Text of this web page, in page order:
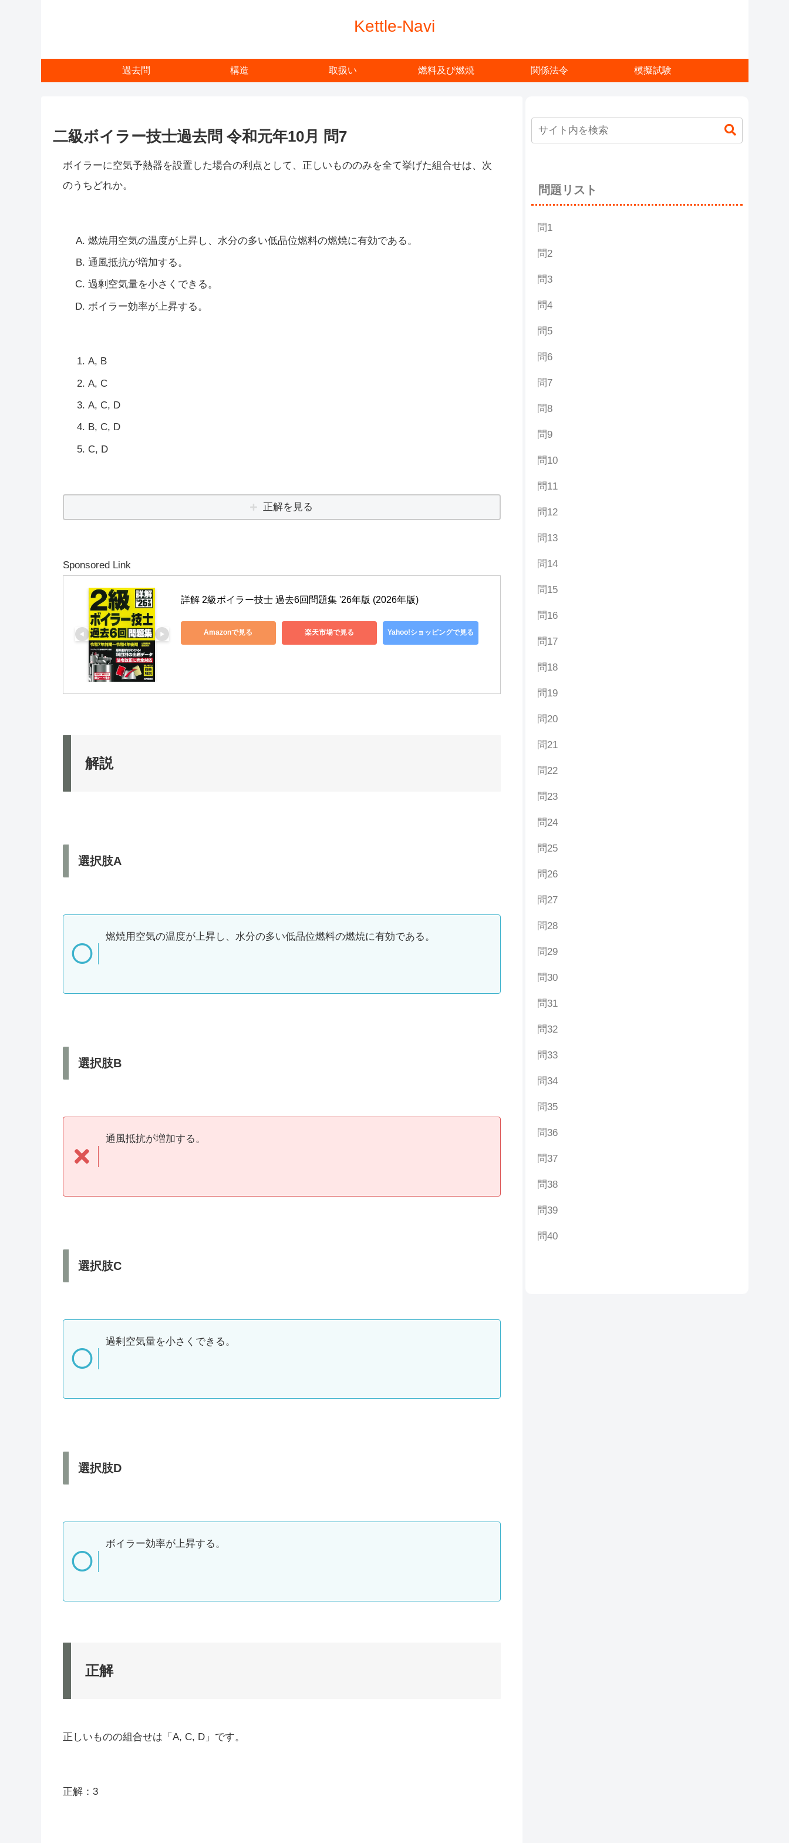
Kettle-Navi
過去問 構造 取扱い 燃料及び燃焼 関係法令 模擬試験
二級ボイラー技士過去問 令和元年10月 問7
ボイラーに空気予熱器を設置した場合の利点として、正しいもののみを全て挙げた組合せは、次
のうちどれか。
燃焼用空気の温度が上昇し、水分の多い低品位燃料の燃焼に有効である。
通風抵抗が増加する。
過剰空気量を小さくできる。
ボイラー効率が上昇する。
A, B
A, C
A, C, D
B, C, D
C, D
正解を見る
Sponsored Link
詳解 2級ボイラー技士 過去6回問題集 '26年版 (2026年版)
Amazonで見る 楽天市場で見る Yahoo!ショッピングで見る
解説
選択肢A
燃焼用空気の温度が上昇し、水分の多い低品位燃料の燃焼に有効である。
選択肢B
通風抵抗が増加する。
選択肢C
過剰空気量を小さくできる。
選択肢D
ボイラー効率が上昇する。
正解
正しいものの組合せは「A, C, D」です。
正解：3
問題リスト
問1
問2
問3
問4
問5
問6
問7
問8
問9
問10
問11
問12
問13
問14
問15
問16
問17
問18
問19
問20
問21
問22
問23
問24
問25
問26
問27
問28
問29
問30
問31
問32
問33
問34
問35
問36
問37
問38
問39
問40